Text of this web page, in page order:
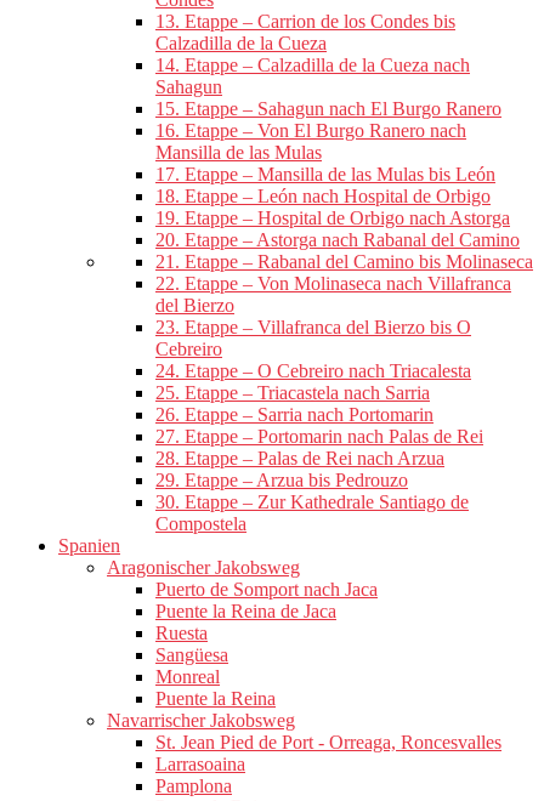
13. Etappe – Carrion de los Condes bis
Calzadilla de la Cueza
14. Etappe – Calzadilla de la Cueza nach
Sahagun
15. Etappe – Sahagun nach El Burgo Ranero
16. Etappe – Von El Burgo Ranero nach
Mansilla de las Mulas
17. Etappe – Mansilla de las Mulas bis León
18. Etappe – León nach Hospital de Orbigo
19. Etappe – Hospital de Orbigo nach Astorga
20. Etappe – Astorga nach Rabanal del Camino
21. Etappe – Rabanal del Camino bis Molinaseca
22. Etappe – Von Molinaseca nach Villafranca
del Bierzo
23. Etappe – Villafranca del Bierzo bis O
Cebreiro
24. Etappe – O Cebreiro nach Triacalesta
25. Etappe – Triacastela nach Sarria
26. Etappe – Sarria nach Portomarin
27. Etappe – Portomarin nach Palas de Rei
28. Etappe – Palas de Rei nach Arzua
29. Etappe – Arzua bis Pedrouzo
30. Etappe – Zur Kathedrale Santiago de
Compostela
Spanien
Aragonischer Jakobsweg
Puerto de Somport nach Jaca
Puente la Reina de Jaca
Ruesta
Sangüesa
Monreal
Puente la Reina
Navarrischer Jakobsweg
St. Jean Pied de Port - Orreaga, Roncesvalles
Larrasoaina
Pamplona